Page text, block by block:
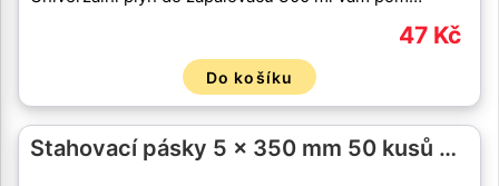
47 Kč
Do košíku
Stahovací pásky 5 x 350 mm 50 kusů …